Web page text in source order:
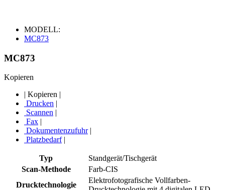
MODELL:
MC873
MC873
Kopieren
| Kopieren |
Drucken |
Scannen |
Fax |
Dokumentenzufuhr|
Platzbedarf|
Typ
Standgerät/Tischgerät
Scan-Methode
Farb-CIS
Drucktechnologie
Elektrofotografische Vollfarben-